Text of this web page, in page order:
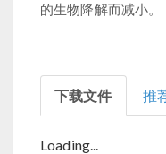
的生物降解而减小。
下载文件 推
Loading...